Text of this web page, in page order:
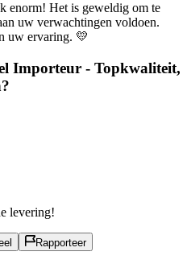
enorm! Het is geweldig om te
uw verwachtingen voldoen.
uw ervaring. 💛
Importeur - Topkwaliteit,
levering!
Rapporteer